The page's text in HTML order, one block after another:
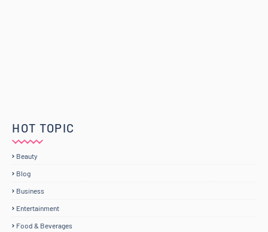
HOT TOPIC
Beauty
Blog
Business
Entertainment
Food & Beverages